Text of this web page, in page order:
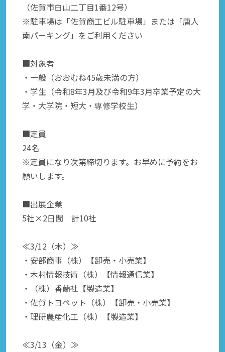
（佐賀市白山二丁目1番12号）
※駐車場は「佐賀商工ビル駐車場」または「唐人
南パーキング」をご利用ください
■対象者
・一般（おおむね45歳未満の方）
・学生（令和8年3月及び令和9年3月卒業予定の大
学・大学院・短大・専修学校生）
■定員
24名
※定員になり次第締切ります。お早めに予約をお
願いします。
■出展企業
5社×2日間 計10社
≪3/12（木）≫
・安部商事（株）【卸売・小売業】
・木村情報技術（株）【情報通信業】
・（株）香蘭社【製造業】
・佐賀トヨペット（株）【卸売・小売業】
・理研農産化工（株）【製造業】
≪3/13（金）≫